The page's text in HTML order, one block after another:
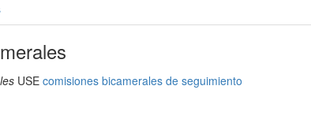
USEcomisiones bicamerales de seguimiento